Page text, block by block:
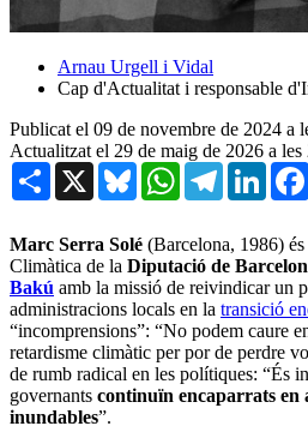
Arnau Urgell i Vidal
Cap d'Actualitat i responsable
Publicat el 09 de novembre de 2024 a
Actualitzat el 29 de maig de 2026 a les
Share X BlueskyWhatsAppTelegram
Marc Serra Solé (Barcelona, 1986)
Climàtica de la Diputació de
Bakú amb la missió de reivindicar un
administracions locals en la transició
“incomprensions”: “No podem caure
retardisme climàtic per por de perdre
de rumb radical en les polítiques: “És
governants continuïn encaparrats en
inundables”.